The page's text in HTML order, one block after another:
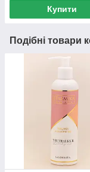
Купити
Подібні товари